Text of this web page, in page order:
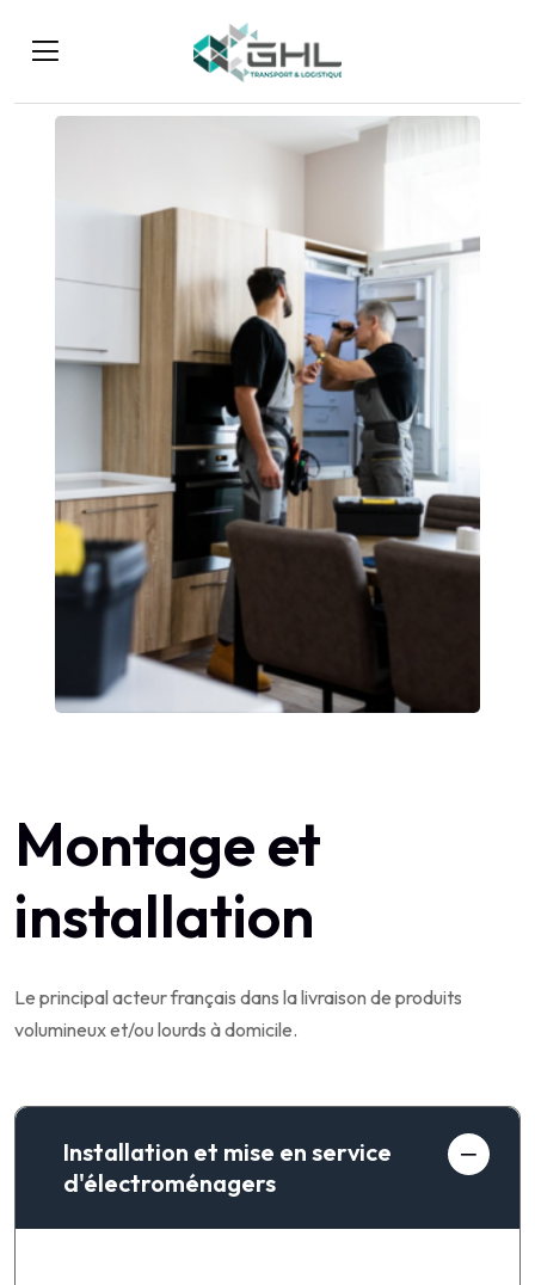
Montage et
installation
Le principal acteur français dans la livraison de produits
volumineux et/ou lourds à domicile.
Installation et mise en service
d'électroménagers